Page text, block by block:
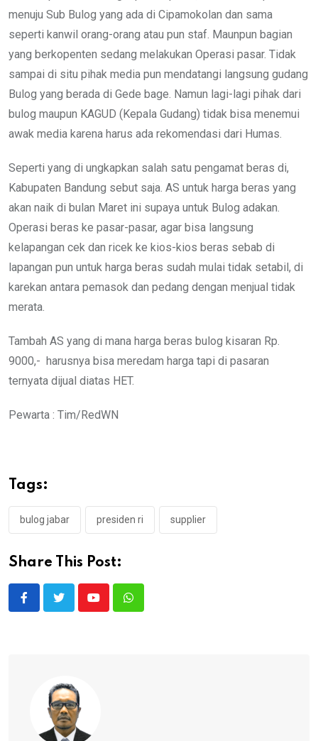
menuju Sub Bulog yang ada di Cipamokolan dan sama
seperti kanwil orang-orang atau pun staf. Maunpun bagian
yang berkopenten sedang melakukan Operasi pasar. Tidak
sampai di situ pihak media pun mendatangi langsung gudang
Bulog yang berada di Gede bage. Namun lagi-lagi pihak dari
bulog maupun KAGUD (Kepala Gudang) tidak bisa menemui
awak media karena harus ada rekomendasi dari Humas.
Seperti yang di ungkapkan salah satu pengamat beras di,
Kabupaten Bandung sebut saja. AS untuk harga beras yang
akan naik di bulan Maret ini supaya untuk Bulog adakan.
Operasi beras ke pasar-pasar, agar bisa langsung
kelapangan cek dan ricek ke kios-kios beras sebab di
lapangan pun untuk harga beras sudah mulai tidak setabil, di
karekan antara pemasok dan pedang dengan menjual tidak
merata.
Tambah AS yang di mana harga beras bulog kisaran Rp.
9000,- harusnya bisa meredam harga tapi di pasaran
ternyata dijual diatas HET.
Pewarta : Tim/RedWN
Tags:
bulog jabar presiden ri supplier
Share This Post:
YoutubeWhatsapp